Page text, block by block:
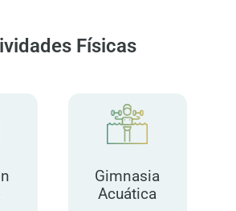
Físicas
Gimnasia
Acuática